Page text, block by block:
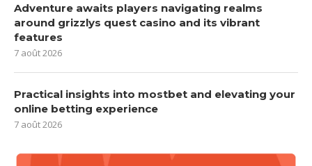
Adventure awaits players navigating realms
around grizzlys quest casino and its vibrant
features
7 août 2026
Practical insights into mostbet and elevating your
online betting experience
7 août 2026